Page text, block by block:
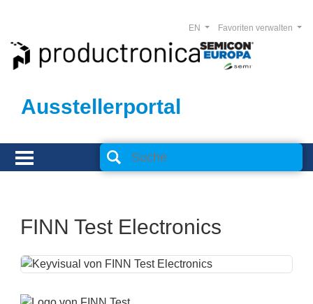
Ausstellerportal
Favoriten verwalten
EN
FINN Test Electronics